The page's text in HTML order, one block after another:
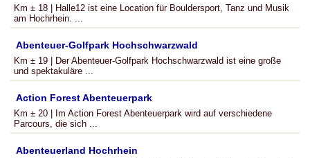
Km ± 18 | Halle12 ist eine Location für Bouldersport, Tanz und Musik
am Hochrhein. ...
Abenteuer-Golfpark Hochschwarzwald
Km ± 19 | Der Abenteuer-Golfpark Hochschwarzwald ist eine große
und spektakuläre ...
Action Forest Abenteuerpark
Km ± 20 | Im Action Forest Abenteuerpark wird auf verschiedene
Parcours, die sich ...
Abenteuerland Hochrhein